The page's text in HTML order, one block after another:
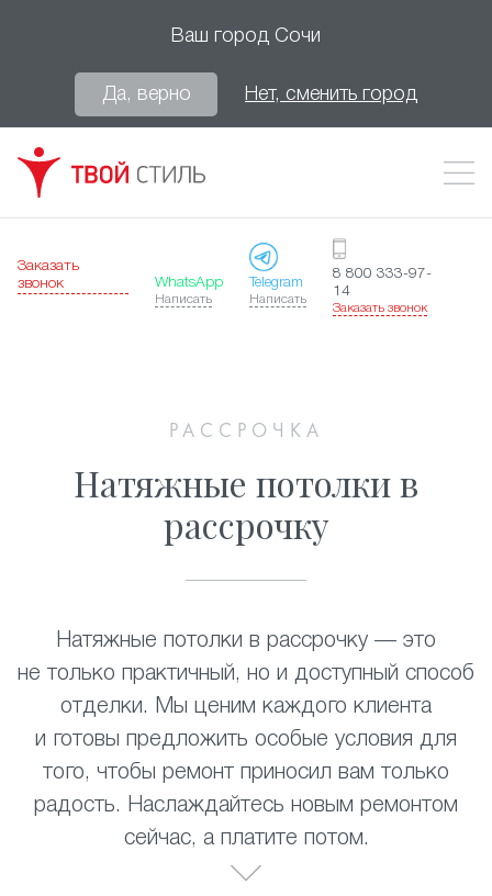
Ваш город Сочи
Да, верно Нет, сменить город
Заказать
звонок
WhatsApp
Написать
Telegram
Написать
8 800 333-97-
14
Заказать звонок
РАССРОЧКА
Натяжные потолки в
рассрочку
Натяжные потолки в рассрочку — это
не только практичный, но и доступный способ
отделки. Мы ценим каждого клиента
и готовы предложить особые условия для
того, чтобы ремонт приносил вам только
радость. Наслаждайтесь новым ремонтом
сейчас, а платите потом.